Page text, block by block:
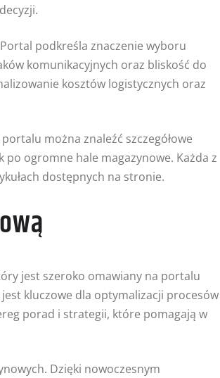
podkreśla znaczenie wyboru
komunikacyjnych oraz bliskość do
kosztów logistycznych oraz
można znaleźć szczegółowe
ogromne hale magazynowe. Każda z
dostępnych na stronie.
jest szeroko omawiany na portalu
kluczowe dla optymalizacji procesów
porad i strategii, które pomagają w
Dzięki nowoczesnym